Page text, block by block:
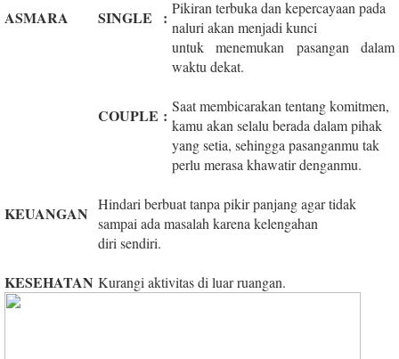
ASMARA SINGLE : Pikiran terbuka dan kepercayaan pada
naluri akan menjadi kunci
untuk menemukan pasangan dalam
waktu dekat.
COUPLE : Saat membicarakan tentang komitmen,
kamu akan selalu berada dalam pihak
yang setia, sehingga pasanganmu tak
perlu merasa khawatir denganmu.
KEUANGAN Hindari berbuat tanpa pikir panjang agar tidak
sampai ada masalah karena kelengahan
diri sendiri.
KESEHATAN Kurangi aktivitas di luar ruangan.